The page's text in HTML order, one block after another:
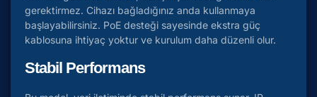
gerektirmez. Cihazı bağladığınız anda kullanmaya
başlayabilirsiniz. PoE desteği sayesinde ekstra güç
kablosuna ihtiyaç yoktur ve kurulum daha düzenli olur.
Stabil Performans